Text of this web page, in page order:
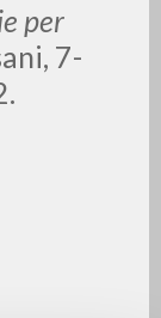
per
7-